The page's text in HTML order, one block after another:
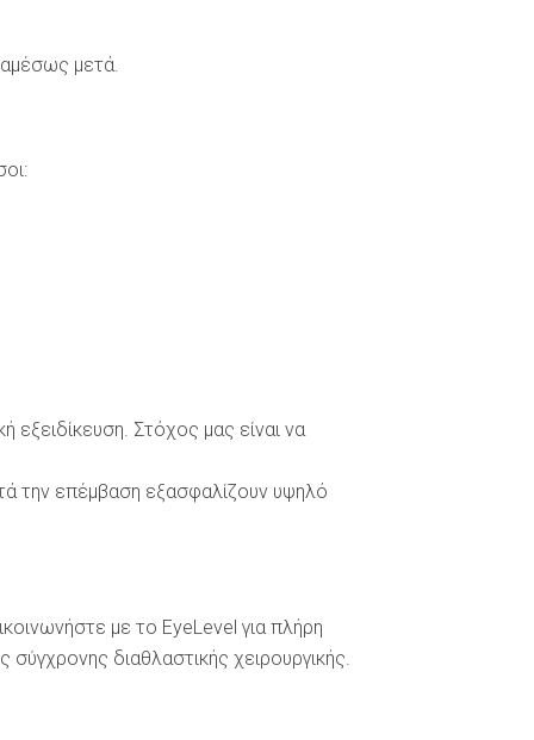
αμέσως μετά.
εξειδίκευση. Στόχος μας είναι να
την επέμβαση εξασφαλίζουν υψηλό
με το EyeLevel για πλήρη
διαθλαστικής χειρουργικής.